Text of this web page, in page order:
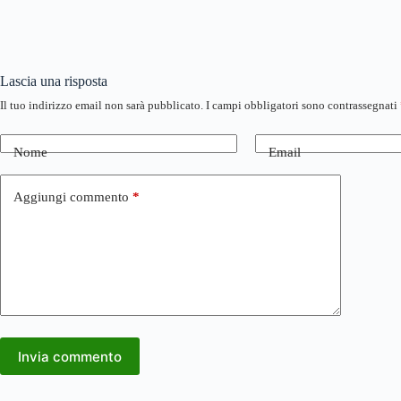
Lascia una risposta
Il tuo indirizzo email non sarà pubblicato. I campi obbligatori sono contrassegnati
Nome Email
Aggiungi commento *
Invia commento